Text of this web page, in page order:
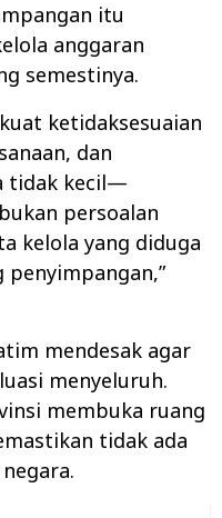
itu
anggaran
semestinya.
ketidaksesuaian
dan
tidak kecil—
persoalan
kelola yang diduga
mendesak agar
menyeluruh.
membuka ruang
tidak ada